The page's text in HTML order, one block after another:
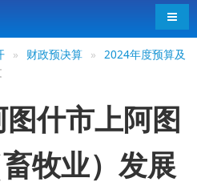
导航
» 财政预决算 »
2024年度预算及
什市上阿图
牧业）发展